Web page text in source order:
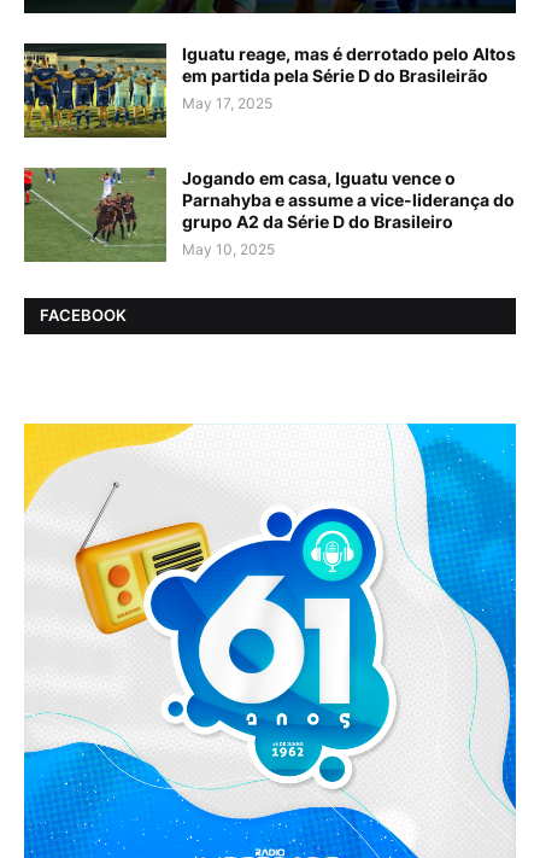
Iguatu reage, mas é derrotado pelo Altos
em partida pela Série D do Brasileirão
May 17, 2025
Jogando em casa, Iguatu vence o
Parnahyba e assume a vice-liderança do
grupo A2 da Série D do Brasileiro
May 10, 2025
FACEBOOK